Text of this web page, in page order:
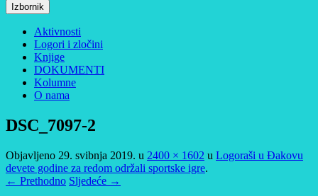
Izbornik
Aktivnosti
Logori i zločini
Knjige
DOKUMENTI
Kolumne
O nama
DSC_7097-2
Objavljeno 29. svibnja 2019. u 2400 × 1602 u Logoraši u Đakovu
devete godine za redom održali sportske igre.
← Prethodno Sljedeće →